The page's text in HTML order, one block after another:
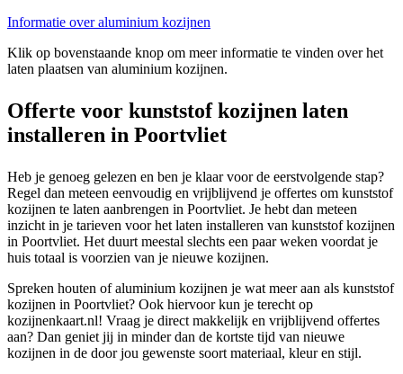
Informatie over aluminium kozijnen
Klik op bovenstaande knop om meer informatie te vinden over het
laten plaatsen van aluminium kozijnen.
Offerte voor kunststof kozijnen laten
installeren in Poortvliet
Heb je genoeg gelezen en ben je klaar voor de eerstvolgende stap?
Regel dan meteen eenvoudig en vrijblijvend je offertes om kunststof
kozijnen te laten aanbrengen in Poortvliet. Je hebt dan meteen
inzicht in je tarieven voor het laten installeren van kunststof kozijnen
in Poortvliet. Het duurt meestal slechts een paar weken voordat je
huis totaal is voorzien van je nieuwe kozijnen.
Spreken houten of aluminium kozijnen je wat meer aan als kunststof
kozijnen in Poortvliet? Ook hiervoor kun je terecht op
kozijnenkaart.nl! Vraag je direct makkelijk en vrijblijvend offertes
aan? Dan geniet jij in minder dan de kortste tijd van nieuwe
kozijnen in de door jou gewenste soort materiaal, kleur en stijl.